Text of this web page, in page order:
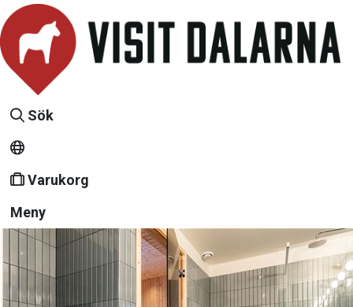
Sök
Varukorg
Meny